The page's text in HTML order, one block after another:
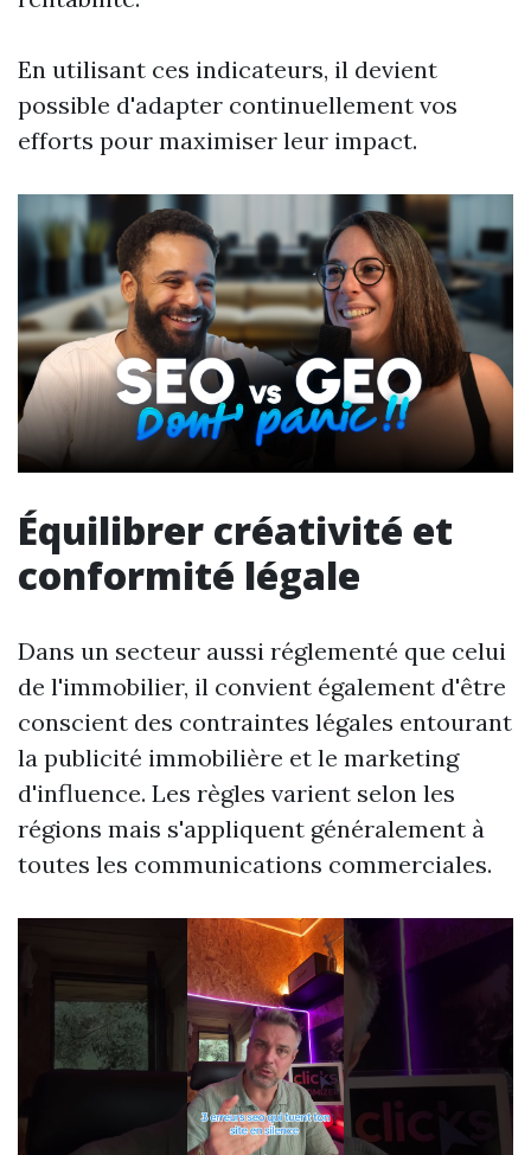
En utilisant ces indicateurs, il devient
possible d'adapter continuellement vos
efforts pour maximiser leur impact.
Équilibrer créativité et
conformité légale
Dans un secteur aussi réglementé que celui
de l'immobilier, il convient également d'être
conscient des contraintes légales entourant
la publicité immobilière et le marketing
d'influence. Les règles varient selon les
régions mais s'appliquent généralement à
toutes les communications commerciales.